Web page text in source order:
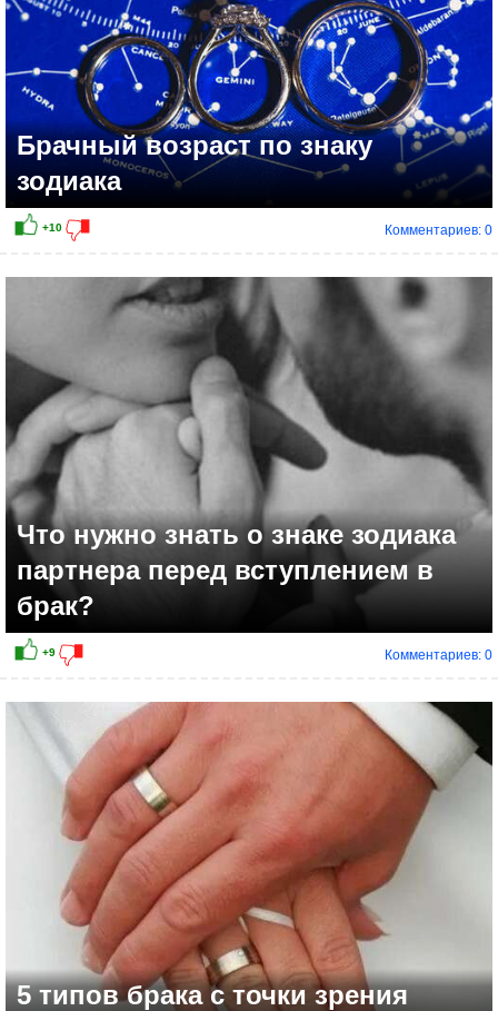
+39
Брачный возраст по знаку
зодиака
Комментариев: 0
Что нужно знать о знаке зодиака
партнера перед вступлением в
брак?
Комментариев: 0
5 типов брака с точки зрения